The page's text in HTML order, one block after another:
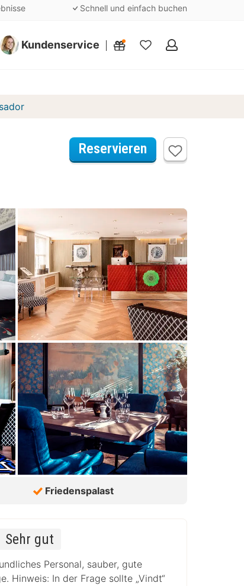
Schnell und einfach buchen
Kundenservice
Meine
Reservieren
Friedenspalast
Sehr gut
Personal, sauber, gute
Hinweis: In der Frage sollte „Vindt“